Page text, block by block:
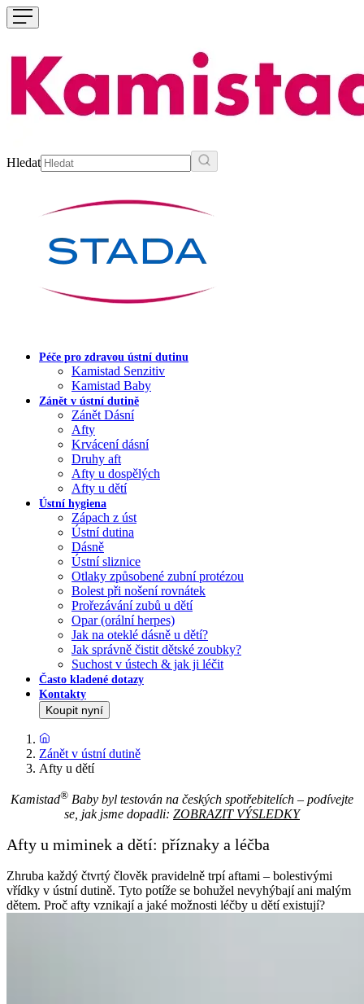
Hledat
Péče pro zdravou ústní dutinu
Kamistad Senzitiv
Kamistad Baby
Zánět v ústní dutině
Zánět Dásní
Afty
Krvácení dásní
Druhy aft
Afty u dospělých
Afty u dětí
Ústní hygiena
Zápach z úst
Ústní dutina
Dásně
Ústní sliznice
Otlaky způsobené zubní protézou
Bolest při nošení rovnátek
Prořezávání zubů u dětí
Opar (orální herpes)
Jak na oteklé dásně u dětí?
Jak správně čistit dětské zoubky?
Suchost v ústech & jak ji léčit
Často kladené dotazy
Kontakty
Koupit nyní
Zánět v ústní dutině
Afty u dětí
Kamistad® Baby byl testován na českých spotřebitelích – podívejte
se, jak jsme dopadli: ZOBRAZIT VÝSLEDKY
Afty u miminek a dětí: příznaky a léčba
Zhruba každý čtvrtý člověk pravidelně trpí aftami – bolestivými
vřídky v ústní dutině. Tyto potíže se bohužel nevyhýbají ani malým
dětem. Proč afty vznikají a jaké možnosti léčby u dětí existují?